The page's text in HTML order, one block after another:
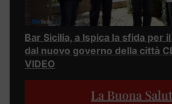
Bar Sicilia, a Ispica la sfida per
dal nuovo governo della città
VIDEO
La Buona